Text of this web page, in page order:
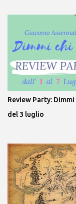
Review Party:
del 3 luglio